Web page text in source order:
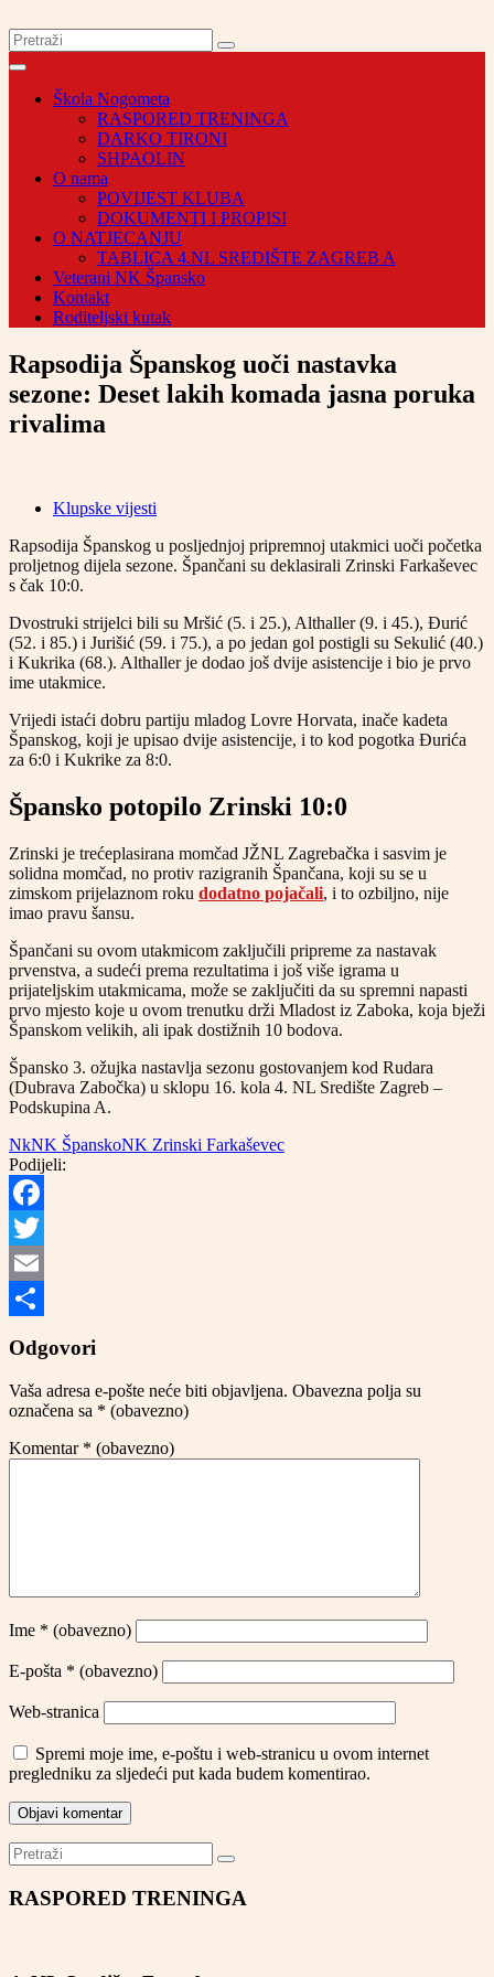
Škola Nogometa
RASPORED TRENINGA
DARKO TIRONI
SHPAOLIN
O nama
POVIJEST KLUBA
DOKUMENTI I PROPISI
O NATJECANJU
TABLICA 4.NL SREDIŠTE ZAGREB A
Veterani NK Špansko
Kontakt
Roditeljski kutak
Rapsodija Španskog uoči nastavka
sezone: Deset lakih komada jasna poruka
rivalima
Klupske vijesti
Rapsodija Španskog u posljednjoj pripremnoj utakmici uoči početka
proljetnog dijela sezone. Špančani su deklasirali Zrinski Farkaševec
s čak 10:0.
Dvostruki strijelci bili su Mršić (5. i 25.), Althaller (9. i 45.), Đurić
(52. i 85.) i Jurišić (59. i 75.), a po jedan gol postigli su Sekulić (40.)
i Kukrika (68.). Althaller je dodao još dvije asistencije i bio je prvo
ime utakmice.
Vrijedi istaći dobru partiju mladog Lovre Horvata, inače kadeta
Španskog, koji je upisao dvije asistencije, i to kod pogotka Đurića
za 6:0 i Kukrike za 8:0.
Špansko potopilo Zrinski 10:0
Zrinski je trećeplasirana momčad JŽNL Zagrebačka i sasvim je
solidna momčad, no protiv razigranih Špančana, koji su se u
zimskom prijelaznom roku dodatno pojačali, i to ozbiljno, nije
imao pravu šansu.
Špančani su ovom utakmicom zaključili pripreme za nastavak
prvenstva, a sudeći prema rezultatima i još više igrama u
prijateljskim utakmicama, može se zaključiti da su spremni napasti
prvo mjesto koje u ovom trenutku drži Mladost iz Zaboka, koja bježi
Španskom velikih, ali ipak dostižnih 10 bodova.
Špansko 3. ožujka nastavlja sezonu gostovanjem kod Rudara
(Dubrava Zabočka) u sklopu 16. kola 4. NL Središte Zagreb –
Podskupina A.
NkNK ŠpanskoNK Zrinski Farkaševec
Podijeli:
Facebook
Twitter
Email
Odgovori
Vaša adresa e-pošte neće biti objavljena. Obavezna polja su
označena sa * (obavezno)
Komentar * (obavezno)
Ime * (obavezno)
E-pošta * (obavezno)
Web-stranica
Spremi moje ime, e-poštu i web-stranicu u ovom internet
pregledniku za sljedeći put kada budem komentirao.
RASPORED TRENINGA